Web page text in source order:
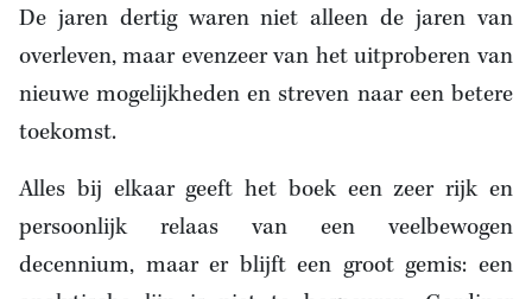
De jaren dertig waren niet alleen de jaren van
overleven, maar evenzeer van het uitproberen van
nieuwe mogelijkheden en streven naar een betere
toekomst.
Alles bij elkaar geeft het boek een zeer rijk en
persoonlijk relaas van een veelbewogen
decennium, maar er blijft een groot gemis: een